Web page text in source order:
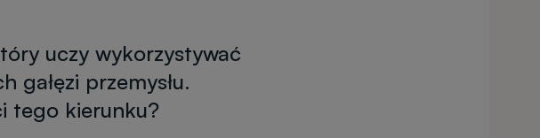
uczy wykorzystywać
gałęzi przemysłu.
tego kierunku?